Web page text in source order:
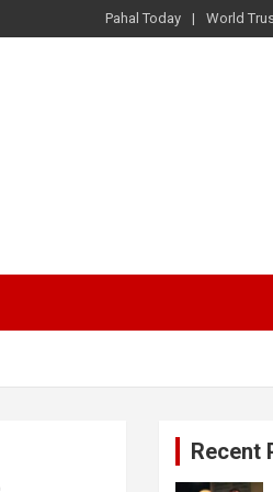
Pahal Today World
Recent